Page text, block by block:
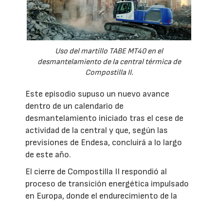
Uso del martillo TABE MT40 en el
desmantelamiento de la central térmica de
Compostilla II.
Este episodio supuso un nuevo avance
dentro de un calendario de
desmantelamiento iniciado tras el cese de
actividad de la central y que, según las
previsiones de Endesa, concluirá a lo largo
de este año.
El cierre de Compostilla II respondió al
proceso de transición energética impulsado
en Europa, donde el endurecimiento de la